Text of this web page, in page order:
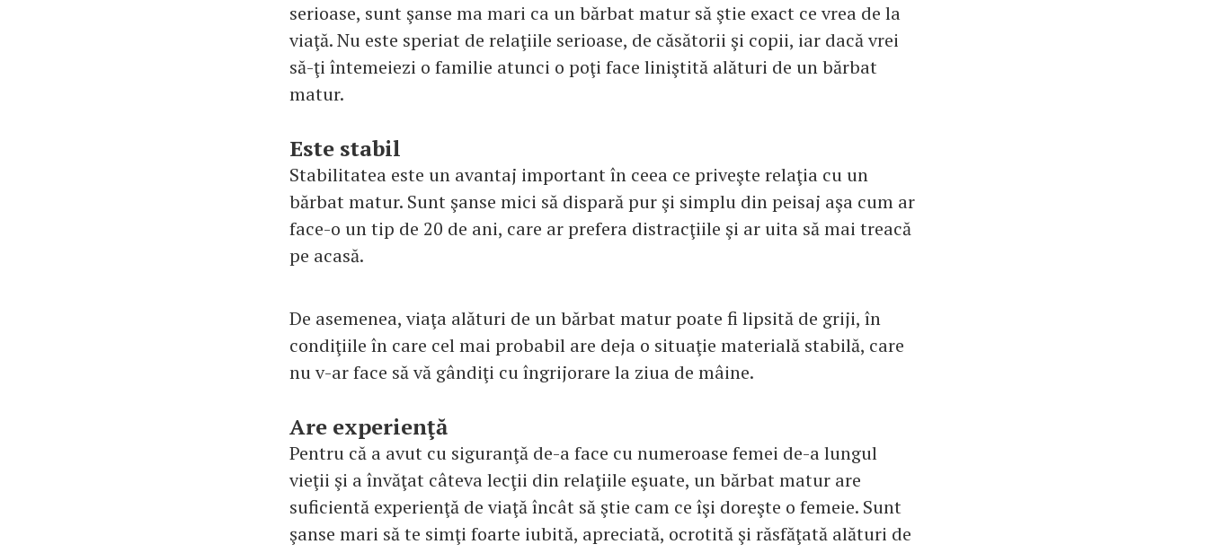
serioase, sunt şanse ma mari ca un bărbat matur să ştie exact ce vrea de la
viaţă. Nu este speriat de relaţiile serioase, de căsătorii şi copii, iar dacă vrei
să-ţi întemeiezi o familie atunci o poţi face liniştită alături de un bărbat
matur.
Este stabil
Stabilitatea este un avantaj important în ceea ce priveşte relaţia cu un
bărbat matur. Sunt şanse mici să dispară pur şi simplu din peisaj aşa cum ar
face-o un tip de 20 de ani, care ar prefera distracţiile şi ar uita să mai treacă
pe acasă.
De asemenea, viaţa alături de un bărbat matur poate fi lipsită de griji, în
condiţiile în care cel mai probabil are deja o situaţie materială stabilă, care
nu v-ar face să vă gândiţi cu îngrijorare la ziua de mâine.
Are experienţă
Pentru că a avut cu siguranţă de-a face cu numeroase femei de-a lungul
vieţii şi a învăţat câteva lecţii din relaţiile eşuate, un bărbat matur are
suficientă experienţă de viaţă încât să ştie cam ce îşi doreşte o femeie. Sunt
şanse mari să te simţi foarte iubită, apreciată, ocrotită şi răsfăţată alături de